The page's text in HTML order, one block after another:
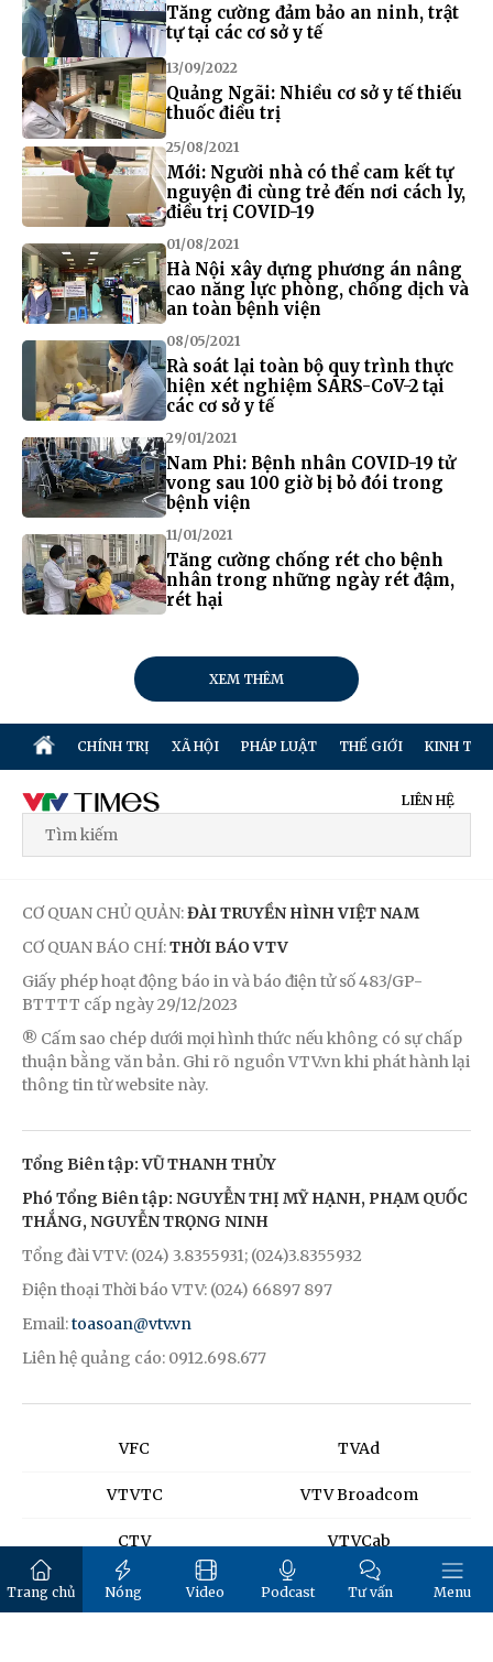
Trang chủ Nóng Video Podcast Tư vấn Menu
Tăng cường đảm bảo an ninh, trật
tự tại các cơ sở y tế
13/09/2022
Quảng Ngãi: Nhiều cơ sở y tế thiếu
thuốc điều trị
25/08/2021
Mới: Người nhà có thể cam kết tự
nguyện đi cùng trẻ đến nơi cách ly,
điều trị COVID-19
01/08/2021
Hà Nội xây dựng phương án nâng
cao năng lực phòng, chống dịch và
an toàn bệnh viện
08/05/2021
Rà soát lại toàn bộ quy trình thực
hiện xét nghiệm SARS-CoV-2 tại
các cơ sở y tế
29/01/2021
Nam Phi: Bệnh nhân COVID-19 tử
vong sau 100 giờ bị bỏ đói trong
bệnh viện
11/01/2021
Tăng cường chống rét cho bệnh
nhân trong những ngày rét đậm,
rét hại
XEM THÊM
CHÍNH TRỊ XÃ HỘI PHÁP LUẬT THẾ GIỚI KINH TẾ
LIÊN HỆ
CƠ QUAN CHỦ QUẢN:ĐÀI TRUYỀN HÌNH VIỆT NAM
CƠ QUAN BÁO CHÍ:THỜI BÁO VTV
Giấy phép hoạt động báo in và báo điện tử số 483/GP-
BTTTT cấp ngày 29/12/2023
® Cấm sao chép dưới mọi hình thức nếu không có sự chấp
thuận bằng văn bản. Ghi rõ nguồn VTV.vn khi phát hành lại
thông tin từ website này.
Tổng Biên tập: VŨ THANH THỦY
Phó Tổng Biên tập: NGUYỄN THỊ MỸ HẠNH, PHẠM QUỐC
THẮNG, NGUYỄN TRỌNG NINH
Tổng đài VTV: (024) 3.8355931; (024)3.8355932
Điện thoại Thời báo VTV: (024) 66897 897
Email:toasoan@vtv.vn
Liên hệ quảng cáo: 0912.698.677
VFC
VTVTC
CTV
K+
TVAd
VTV Broadcom
VTVCab
SCTV